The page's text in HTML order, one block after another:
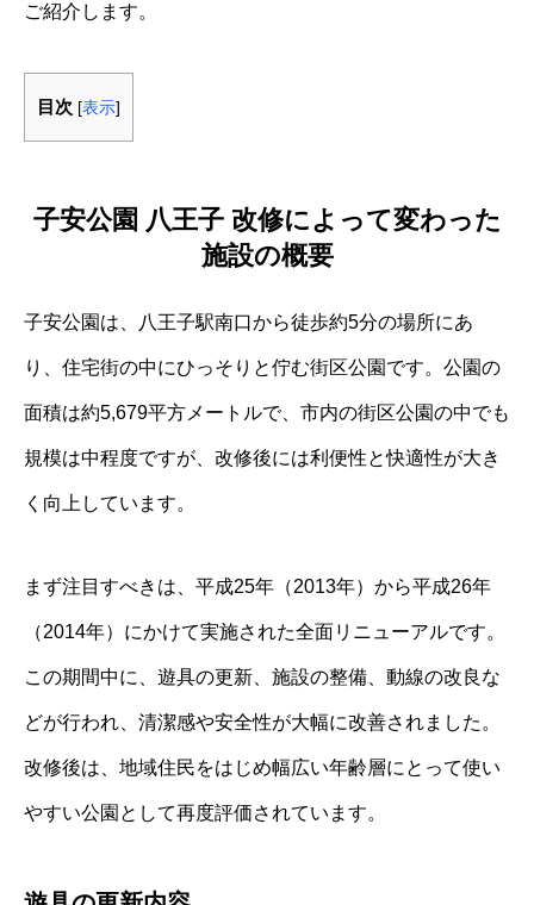
ご紹介します。
目次 [表示]
子安公園 八王子 改修によって変わった
施設の概要
子安公園は、八王子駅南口から徒歩約5分の場所にあ
り、住宅街の中にひっそりと佇む街区公園です。公園の
面積は約5,679平方メートルで、市内の街区公園の中でも
規模は中程度ですが、改修後には利便性と快適性が大き
く向上しています。
まず注目すべきは、平成25年（2013年）から平成26年
（2014年）にかけて実施された全面リニューアルです。
この期間中に、遊具の更新、施設の整備、動線の改良な
どが行われ、清潔感や安全性が大幅に改善されました。
改修後は、地域住民をはじめ幅広い年齢層にとって使い
やすい公園として再度評価されています。